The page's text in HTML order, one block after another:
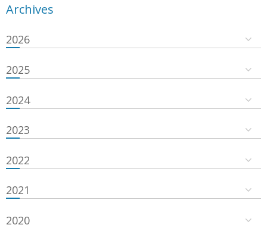
Archives
2026
2025
2024
2023
2022
2021
2020